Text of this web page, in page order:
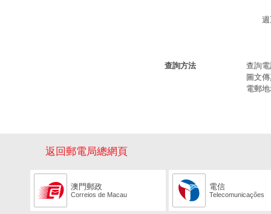
查詢方法
查詢
圖文
電郵
返回郵電局總網頁
澳門郵政
Correios de Macau
電信
Telecomunicações